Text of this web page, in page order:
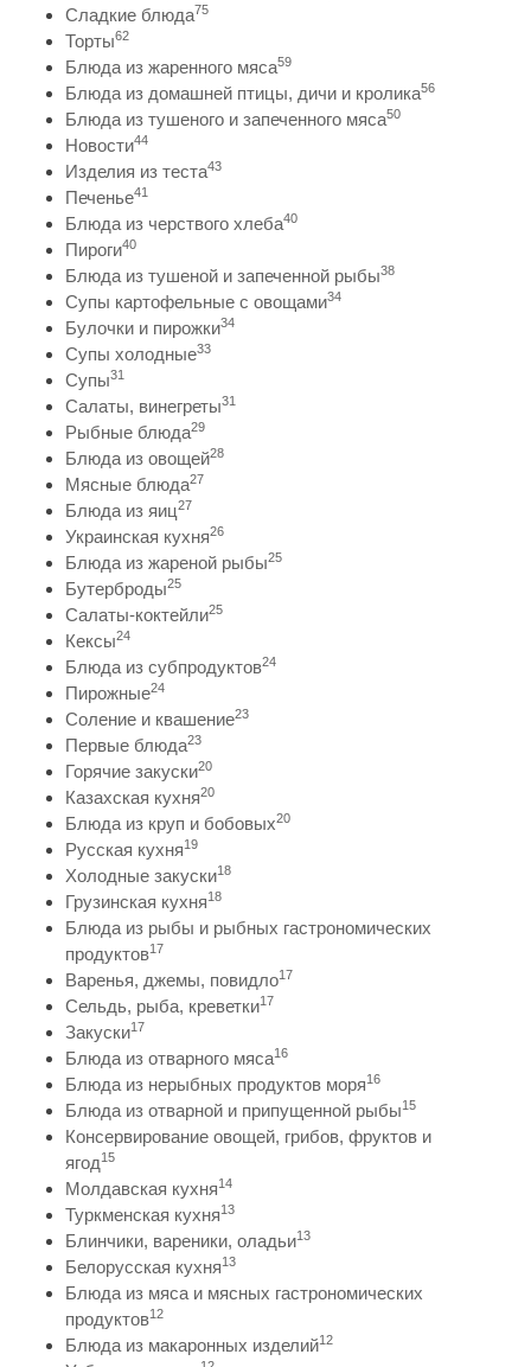
Сладкие блюда75
Торты62
Блюда из жаренного мяса59
Блюда из домашней птицы, дичи и кролика56
Блюда из тушеного и запеченного мяса50
Новости44
Изделия из теста43
Печенье41
Блюда из черствого хлеба40
Пироги40
Блюда из тушеной и запеченной рыбы38
Супы картофельные с овощами34
Булочки и пирожки34
Супы холодные33
Супы31
Салаты, винегреты31
Рыбные блюда29
Блюда из овощей28
Мясные блюда27
Блюда из яиц27
Украинская кухня26
Блюда из жареной рыбы25
Бутерброды25
Салаты-коктейли25
Кексы24
Блюда из субпродуктов24
Пирожные24
Соление и квашение23
Первые блюда23
Горячие закуски20
Казахская кухня20
Блюда из круп и бобовых20
Русская кухня19
Холодные закуски18
Грузинская кухня18
Блюда из рыбы и рыбных гастрономических
продуктов17
Варенья, джемы, повидло17
Сельдь, рыба, креветки17
Закуски17
Блюда из отварного мяса16
Блюда из нерыбных продуктов моря16
Блюда из отварной и припущенной рыбы15
Консервирование овощей, грибов, фруктов и
ягод15
Молдавская кухня14
Туркменская кухня13
Блинчики, вареники, оладьи13
Белорусская кухня13
Блюда из мяса и мясных гастрономических
продуктов12
Блюда из макаронных изделий12